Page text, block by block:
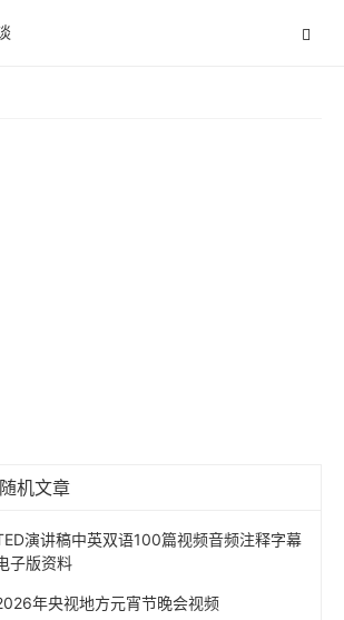
随机文章
演讲稿中英双语100篇视频音频注释字幕
子版资料
年央视地方元宵节晚会视频